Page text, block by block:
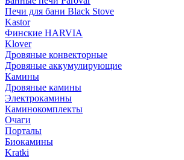
Печи для бани Black Stove
Kastor
Финские HARVIA
Klover
Дровяные конвекторные
Дровяные аккумулирующие
Камины
Дровяные камины
Электрокамины
Каминокомплекты
Очаги
Порталы
Биокамины
Kratki